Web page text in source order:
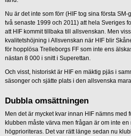
Nu är det inte som förr (HIF tog sina första
två senaste 1999 och 2011) att hela Sveriges
att HIF kommit tillbaka till allsvenskan. Men
kvalitetshöjning i Allsvenskan när HIF blir
för hopplösa Trelleborgs FF som inte ens
nästan 8 000 i snitt i Superettan.
Och visst, historiskt är HIF en mäktig pjäs i
säsonger och sjätte plats i den allsvenska
Dubbla omsättningen
Men det är mycket kvar innan HIF nämns med
klubben måste värva men frågan är om inte
högprioriteras. Det var rätt länge sedan nu